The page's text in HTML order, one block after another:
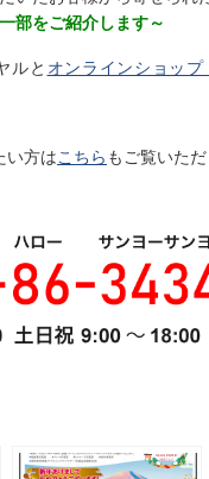
部をご紹介します～
ルと オンラインショップ
い方はこちら もご覧いた